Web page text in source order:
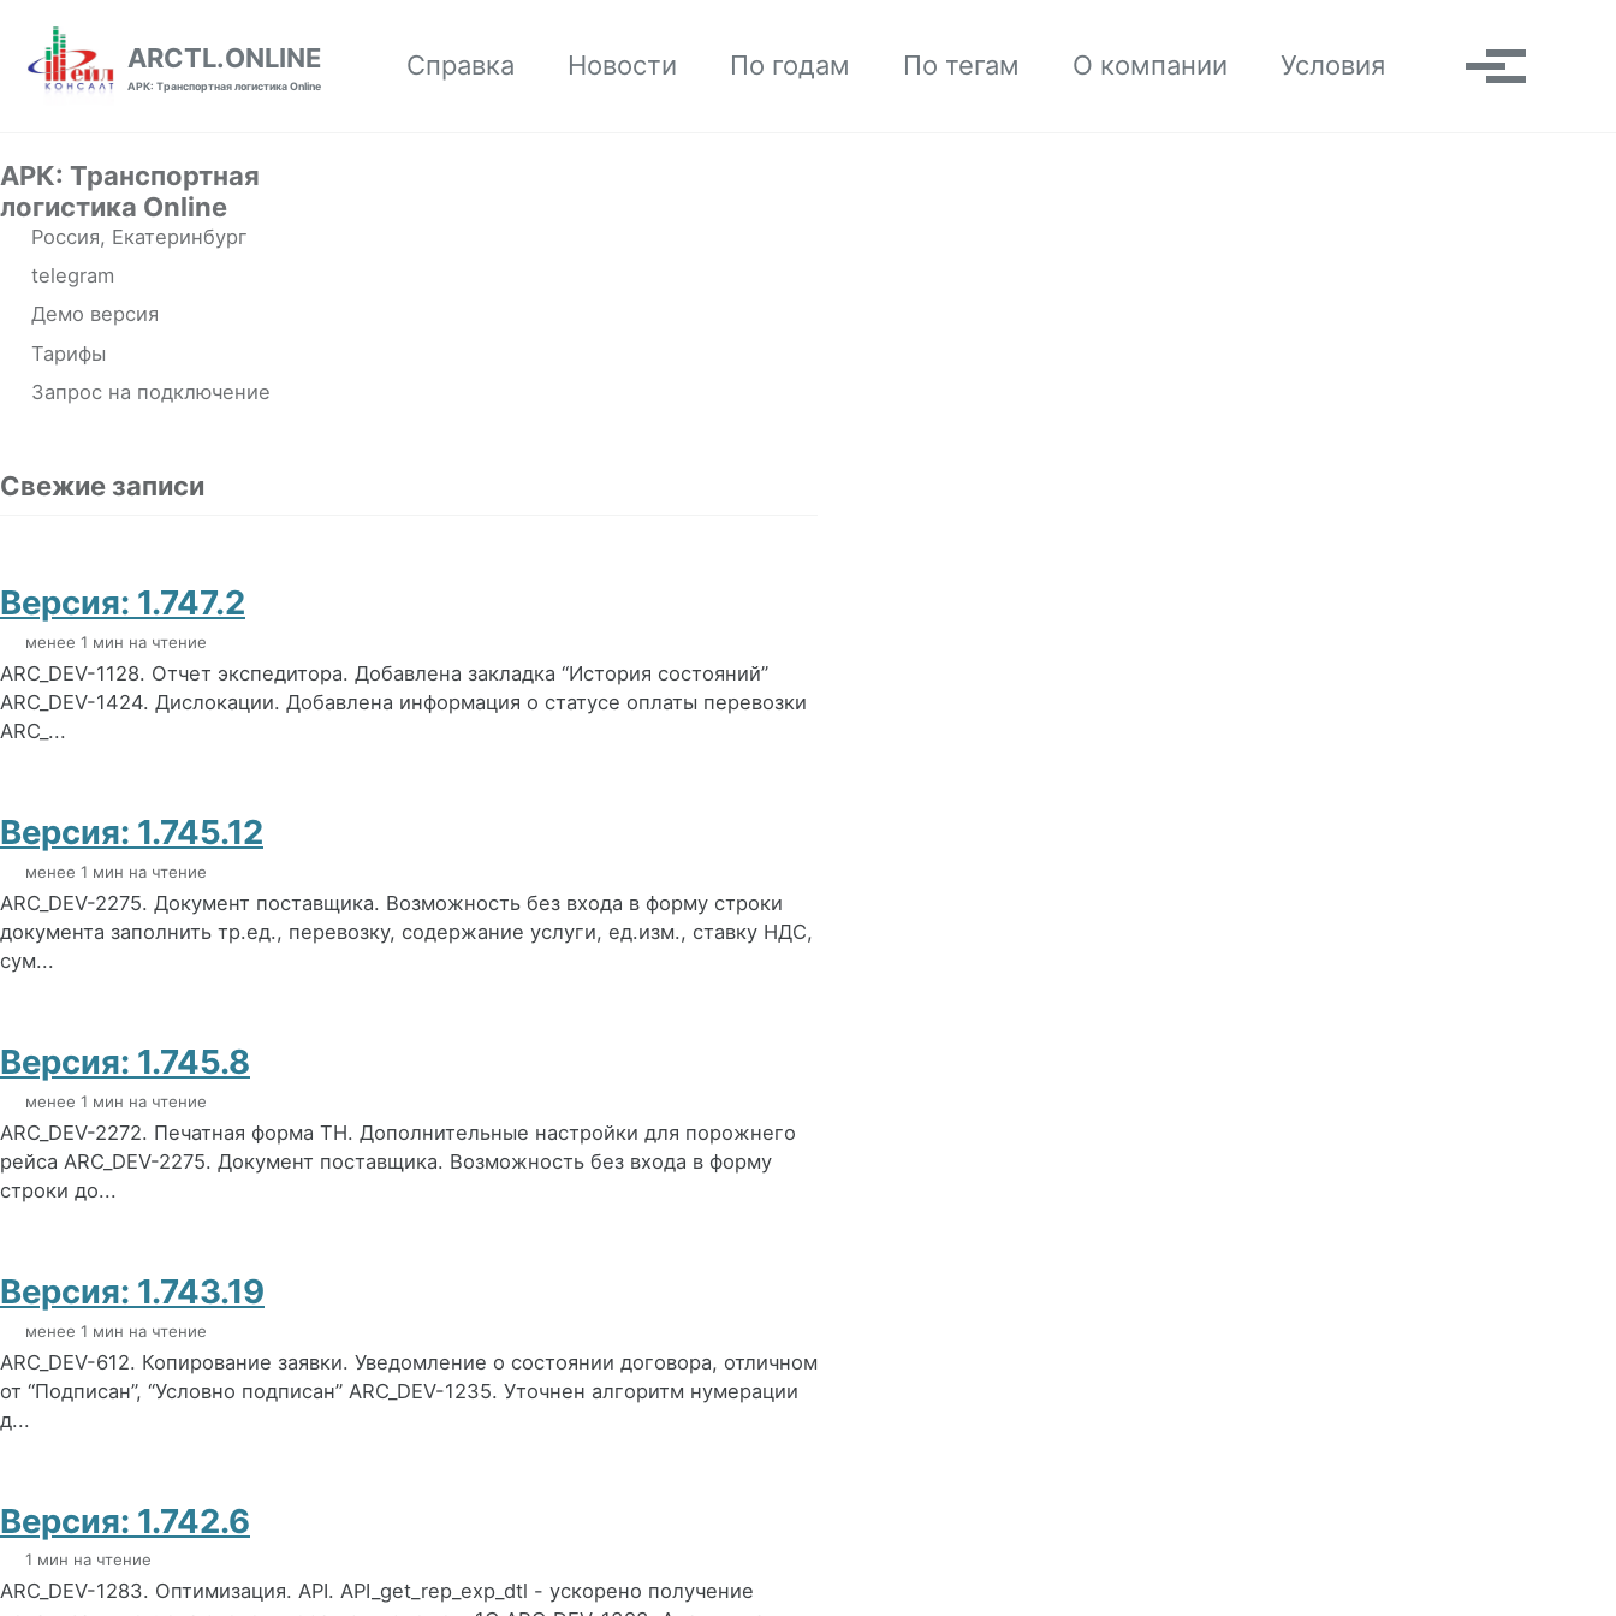
ARCTL.ONLINE
АРК: Транспортная логистика Online
Справка Новости По годам По тегам О компании Условия Toggle search
АРК: Транспортная
логистика Online
Россия, Екатеринбург
telegram
Демо версия
Тарифы
Запрос на подключение
Свежие записи
Версия: 1.747.2
менее 1 мин на чтение
ARC_DEV-1128. Отчет экспедитора. Добавлена закладка “История состояний”
ARC_DEV-1424. Дислокации. Добавлена информация о статусе оплаты перевозки
ARC_...
Версия: 1.745.12
менее 1 мин на чтение
ARC_DEV-2275. Документ поставщика. Возможность без входа в форму строки
документа заполнить тр.ед., перевозку, содержание услуги, ед.изм., ставку НДС,
сум...
Версия: 1.745.8
менее 1 мин на чтение
ARC_DEV-2272. Печатная форма ТН. Дополнительные настройки для порожнего
рейса ARC_DEV-2275. Документ поставщика. Возможность без входа в форму
строки до...
Версия: 1.743.19
менее 1 мин на чтение
ARC_DEV-612. Копирование заявки. Уведомление о состоянии договора, отличном
от “Подписан”, “Условно подписан” ARC_DEV-1235. Уточнен алгоритм нумерации
д...
Версия: 1.742.6
1 мин на чтение
ARC_DEV-1283. Оптимизация. API. API_get_rep_exp_dtl - ускорено получение